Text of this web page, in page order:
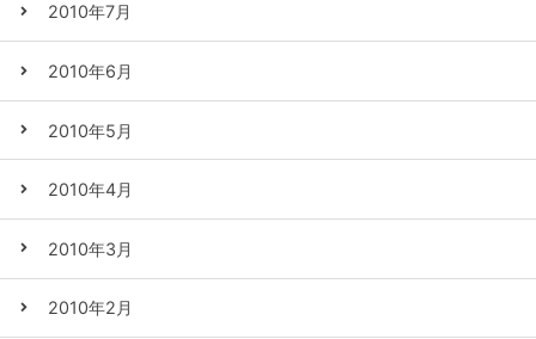
2010年7月
2010年6月
2010年5月
2010年4月
2010年3月
2010年2月